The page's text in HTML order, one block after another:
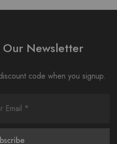
Newsletter
code when you signup.